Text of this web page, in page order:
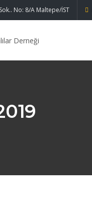
No: 8/A Maltepe/İST